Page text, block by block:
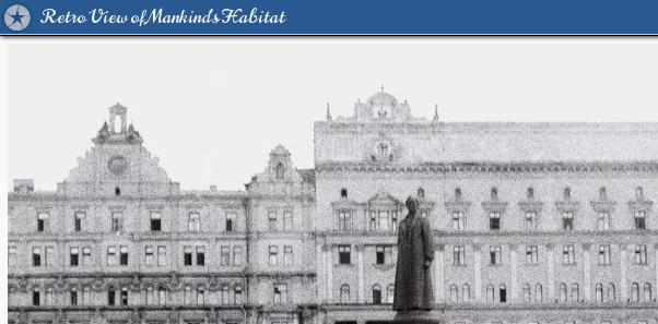
Retro View of Mankind's Habitat